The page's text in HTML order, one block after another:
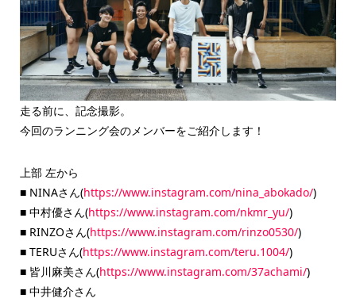
走る前に、記念撮影。
今回のランニング会のメンバーをご紹介します！
上部 左から
■ NINAさん(https://www.instagram.com/nina_abokado/)
■ 中村優さん(https://www.instagram.com/nkmr_yu/)
■ RINZOさん(https://www.instagram.com/rinzo0530/)
■ TERUさん(https://www.instagram.com/teru.1004/)
■ 皆川麻美さん(https://www.instagram.com/37achami/)
■ 中井健介さん